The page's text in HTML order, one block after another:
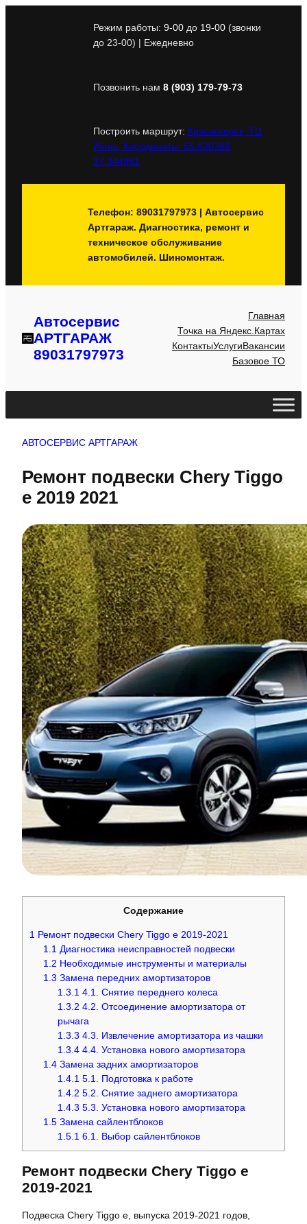
Режим работы: 9-00 до 19-00 (звонки
до 23-00) | Ежедневно
Позвонить нам 8 (903) 179-79-73
Построить маршрут: Красногорск, ТЦ
Июнь, Координаты: 55.820288,
37.344961
Телефон: 89031797973 | Автосервис
Артгараж. Диагностика, ремонт и
техническое обслуживание
автомобилей. Шиномонтаж.
Автосервис
АРТГАРАЖ
89031797973
Главная
Точка на Яндекс.Картах
КонтактыУслугиВакансии
Базовое ТО
АВТОСЕРВИС АРТГАРАЖ
Ремонт подвески Chery Tiggo
e 2019 2021
Содержание
1 Ремонт подвески Chery Tiggo e 2019-2021
1.1 Диагностика неисправностей подвески
1.2 Необходимые инструменты и материалы
1.3 Замена передних амортизаторов
1.3.1 4.1. Снятие переднего колеса
1.3.2 4.2. Отсоединение амортизатора от
рычага
1.3.3 4.3. Извлечение амортизатора из чашки
1.3.44.4. Установка нового амортизатора
1.4 Замена задних амортизаторов
1.4.1 5.1. Подготовка к работе
1.4.2 5.2. Снятие заднего амортизатора
1.4.3 5.3. Установка нового амортизатора
1.5 Замена сайлентблоков
1.5.1 6.1. Выбор сайлентблоков
Ремонт подвески Chery Tiggo e
2019-2021
Подвеска Chery Tiggo e, выпуска 2019-2021 годов,